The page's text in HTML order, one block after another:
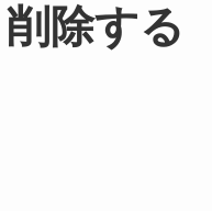
除する